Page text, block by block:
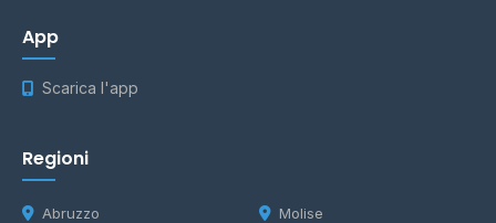
App
Scarica l'app
Regioni
Abruzzo Molise